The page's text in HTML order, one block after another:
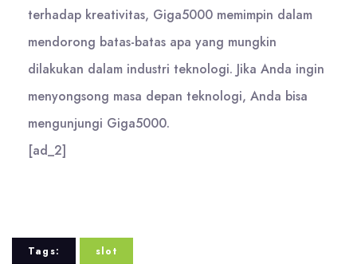
terhadap kreativitas, Giga5000 memimpin dalam
mendorong batas-batas apa yang mungkin
dilakukan dalam industri teknologi. Jika Anda ingin
menyongsong masa depan teknologi, Anda bisa
mengunjungi Giga5000.
[ad_2]
Tags: slot